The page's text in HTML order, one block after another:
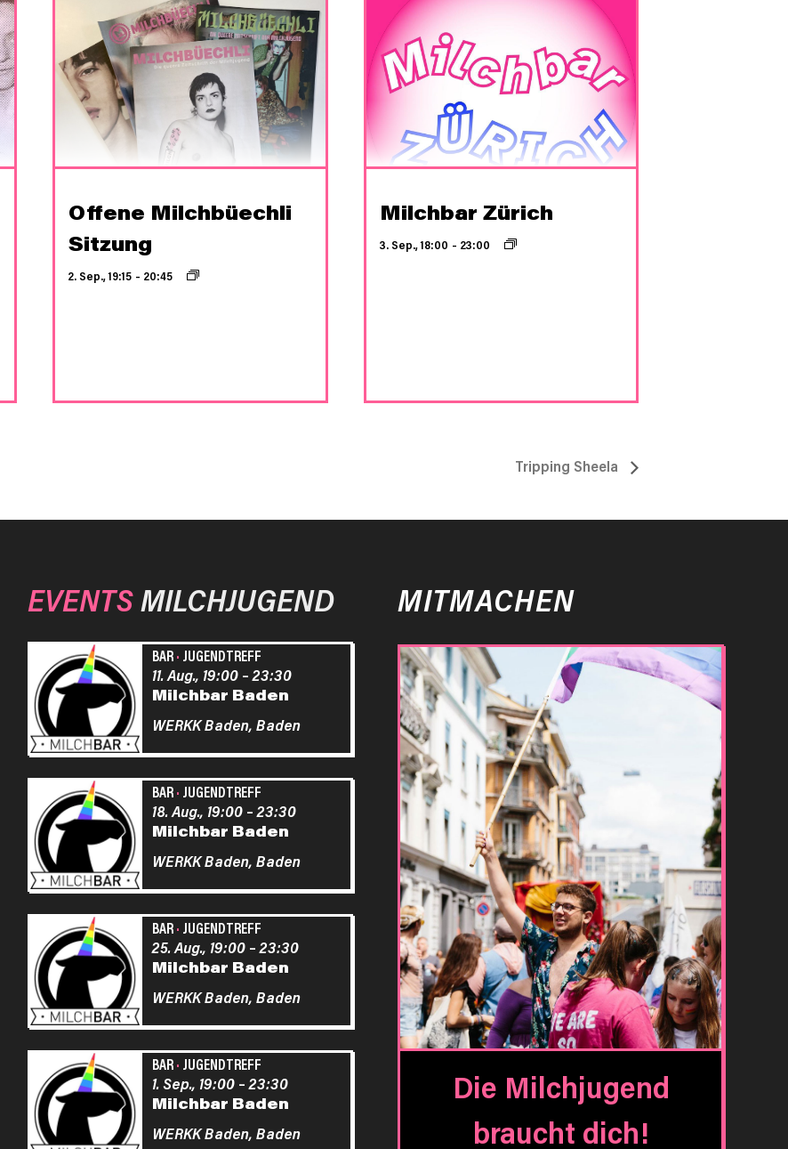
Offene Milchbüechli
Sitzung
2. Sep., 19:15 – 20:45
Milchbar Zürich
3. Sep., 18:00 – 23:00
Tripping Sheela
EVENTSMILCHJUGEND
BAR· JUGENDTREFF
Milchbar Baden
11. Aug., 19:00 –23:30
WERKK Baden,Baden
BAR· JUGENDTREFF
Milchbar Baden
18. Aug., 19:00 –23:30
WERKK Baden,Baden
BAR· JUGENDTREFF
Milchbar Baden
25. Aug., 19:00 –23:30
WERKK Baden,Baden
BAR· JUGENDTREFF
Milchbar Baden
1. Sep., 19:00 –23:30
WERKK Baden,Baden
MITMACHEN
Die Milchjugend
braucht dich!